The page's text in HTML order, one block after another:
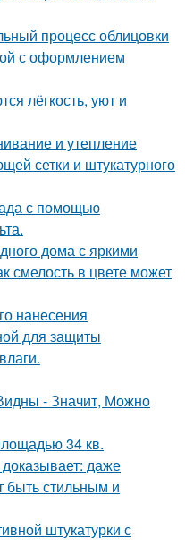
процесс облицовки
с оформлением
лёгкость, уют и
и утепление
сетки и штукатурного
с помощью
дома с яркими
смелость в цвете может
нанесения
для защиты
- Значит, Можно
34 кв.
даже
быть стильным и
штукатурки с